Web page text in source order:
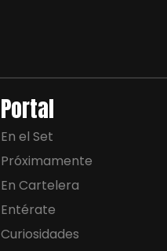
Portal
En el Set
Próximamente
En Cartelera
Entérate
Curiosidades